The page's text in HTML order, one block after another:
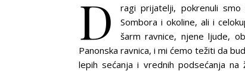
D
ragi prijatelji, pokrenuli
Sombora i okoline, ali i
šarm ravnice, njene ljude,
Panonska ravnica, i mi ćemo težiti da
lepih sećanja i vrednih podsećanja